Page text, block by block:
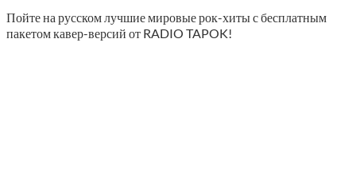
Пойте на русском лучшие мировые рок-хиты с бесплатным
пакетом кавер-версий от RADIO TAPOK!